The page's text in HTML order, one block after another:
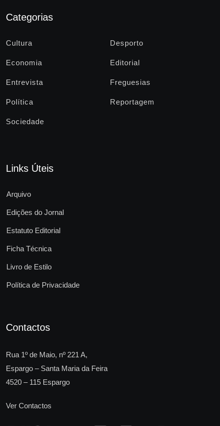
Categorias
Cultura Desporto
Economia Editorial
Entrevista Freguesias
Política Reportagem
Sociedade
Links Úteis
Arquivo
Edições do Jornal
Estatuto Editorial
Ficha Técnica
Livro de Estilo
Política de Privacidade
Contactos
Rua 1º de Maio, nº 221 A,
Espargo – Santa Maria da Feira
4520 – 115 Espargo
Ver Contactos